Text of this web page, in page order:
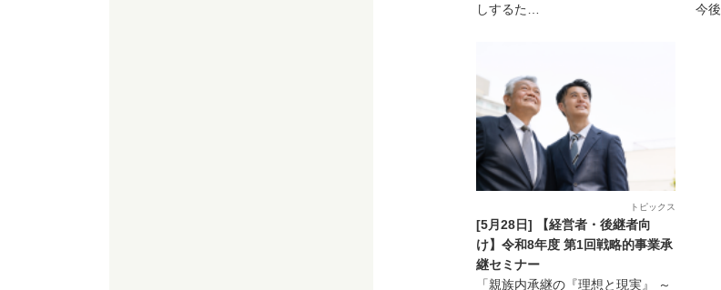
しするた…
今
トピックス
[5月28日] 【経営者・後継者向
け】令和8年度 第1回戦略的事業承
継セミナー
「親族内承継の『理想と現実』 ～